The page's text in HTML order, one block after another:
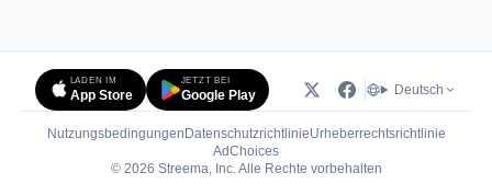
LADEN IM
App Store
JETZT BEI
Google Play Deutsch
Nutzungsbedingungen DatenschutzrichtlinieUrheberrechtsrichtlinie
AdChoices(öffnet in neuem Tab)
© 2026 Streema, Inc. Alle Rechte vorbehalten